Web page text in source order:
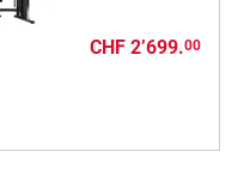
CHF 2’699.00